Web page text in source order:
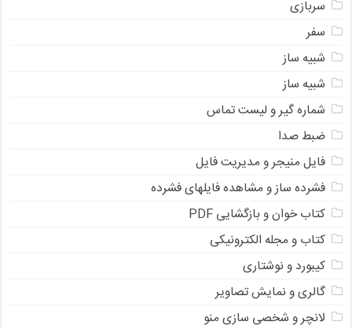
سربازی
سفر
شبیه ساز
شبیه ساز
شماره گیر و لیست تماس
ضبط صدا
فایل منیجر و مدیریت فایل
فشرده ساز و مشاهده فایلهای فشرده
کتاب خوان و بازگشایی PDF
کتاب و مجله الکترونیکی
کیبورد و نوشتاری
گالری و نمایش تصاویر
لانچر و شخصی سازی منو